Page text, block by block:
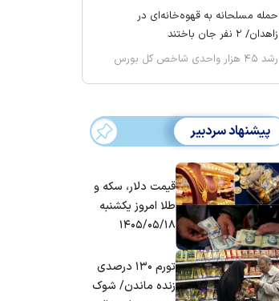
حمله مسلحانه به قهوه‌خانه‌ای در
زاهدان/ ۲ نفر جان باختند
رشد ۴۵ هزار واحدی شاخص کل بورس
پیشنهاد سردبیر
قیمت دلار، سکه و
طلا امروز یکشنبه
۱۴۰۵/۰۵/۱۸
تورم ۱۳۰ درصدی
زنده ماندن/ شوک